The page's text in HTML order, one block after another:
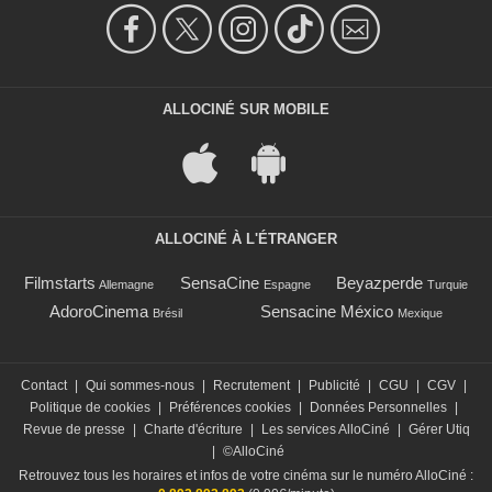
ALLOCINÉ SUR MOBILE
ALLOCINÉ À L'ÉTRANGER
Filmstarts Allemagne SensaCine Espagne Beyazperde Turquie
AdoroCinema Brésil Sensacine México Mexique
Contact Qui sommes-nous Recrutement Publicité CGU CGV
Politique de cookies
Préférences cookies Données Personnelles
Revue de presse
Charte d'écriture Les services AlloCiné
Gérer Utiq
©AlloCiné
Retrouvez tous les horaires et infos de votre cinéma sur le numéro AlloCiné :